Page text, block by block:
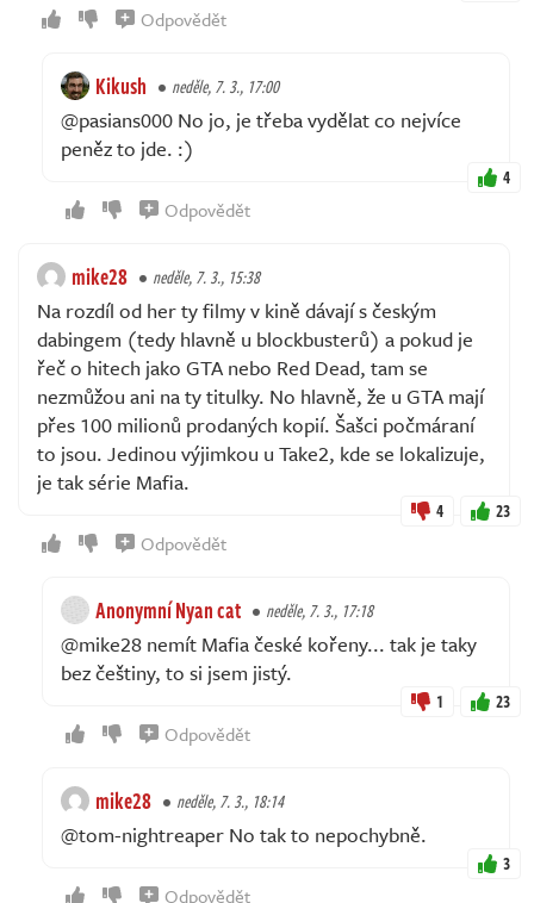
Odpovědět
Kikush neděle, 7. 3., 17:00
@pasians000 No jo, je třeba vydělat co nejvíce
peněz to jde. :)
4
Odpovědět
mike28 neděle, 7. 3., 15:38
Na rozdíl od her ty filmy v kině dávají s českým
dabingem (tedy hlavně u blockbusterů) a pokud je
řeč o hitech jako GTA nebo Red Dead, tam se
nezmůžou ani na ty titulky. No hlavně, že u GTA mají
přes 100 milionů prodaných kopií. Šašci počmáraní
to jsou. Jedinou výjimkou u Take2, kde se lokalizuje,
je tak série Mafia.
4 23
Odpovědět
Anonymní Nyan cat neděle, 7. 3., 17:18
@mike28 nemít Mafia české kořeny... tak je taky
bez češtiny, to si jsem jistý.
1 23
Odpovědět
mike28 neděle, 7. 3., 18:14
@tom-nightreaper No tak to nepochybně.
3
Odpovědět